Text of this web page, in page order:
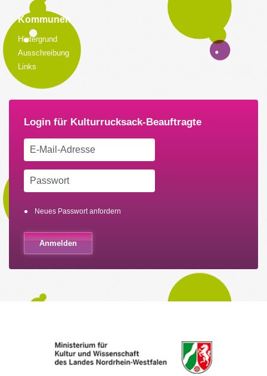
Kommunen
Hintergrund
Ausschreibung
Links
Neues Passwort anfordern